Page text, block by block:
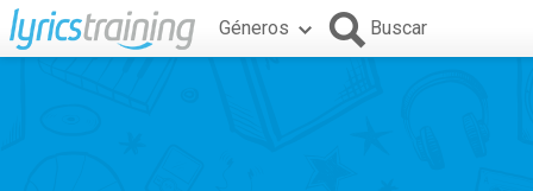
Géneros Buscar